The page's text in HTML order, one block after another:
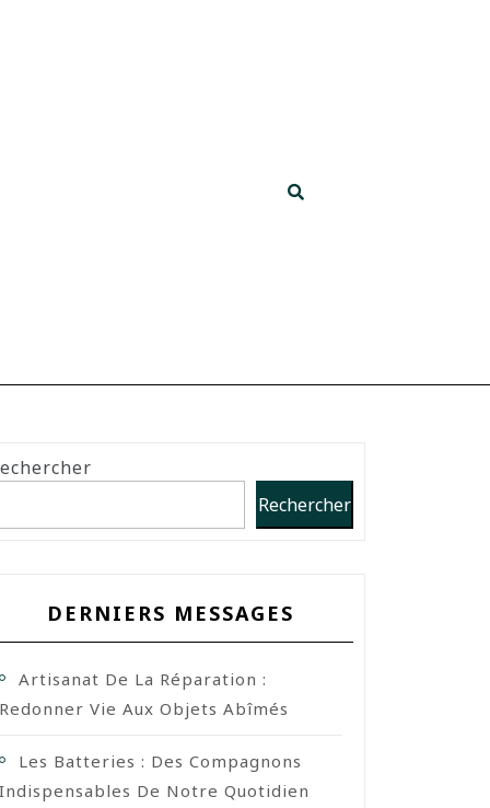
Rechercher
DERNIERS MESSAGES
Artisanat De La Réparation :
Redonner Vie Aux Objets Abîmés
Les Batteries : Des Compagnons
Indispensables De Notre Quotidien